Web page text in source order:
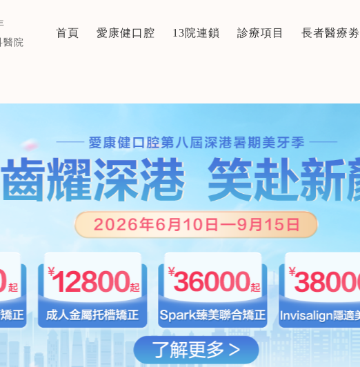
醫院
首頁 愛康健口腔 13院連鎖 診療項目 長者醫療劵